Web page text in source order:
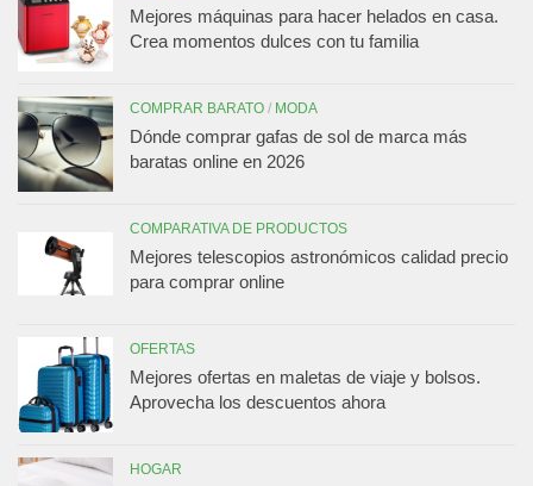
Mejores máquinas para hacer helados en casa.
Crea momentos dulces con tu familia
COMPRAR BARATO / MODA
Dónde comprar gafas de sol de marca más
baratas online en 2026
COMPARATIVA DE PRODUCTOS
Mejores telescopios astronómicos calidad precio
para comprar online
OFERTAS
Mejores ofertas en maletas de viaje y bolsos.
Aprovecha los descuentos ahora
HOGAR